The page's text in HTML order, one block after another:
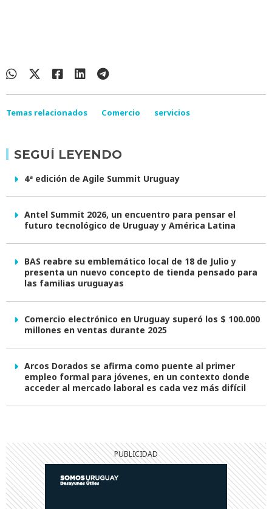
Temas relacionados Comercio servicios
SEGUÍ LEYENDO
4ª edición de Agile Summit Uruguay
Antel Summit 2026, un encuentro para pensar el
futuro tecnológico de Uruguay y América Latina
BAS reabre su emblemático local de 18 de Julio y
presenta un nuevo concepto de tienda pensado para
las familias uruguayas
Comercio electrónico en Uruguay superó los $ 100.000
millones en ventas durante 2025
Arcos Dorados se afirma como puente al primer
empleo formal para jóvenes, en un contexto donde
acceder al mercado laboral es cada vez más difícil